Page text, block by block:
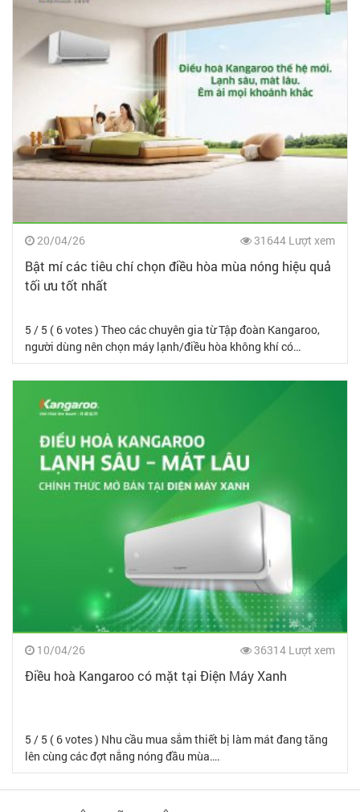
20/04/26 31644 Lượt xem
Bật mí các tiêu chí chọn điều hòa mùa nóng hiệu quả
tối ưu tốt nhất
5 / 5 ( 6 votes ) Theo các chuyên gia từ Tập đoàn Kangaroo,
người dùng nên chọn máy lạnh/điều hòa không khí có…
10/04/26 36314 Lượt xem
Điều hoà Kangaroo có mặt tại Điện Máy Xanh
5 / 5 ( 6 votes ) Nhu cầu mua sắm thiết bị làm mát đang tăng
lên cùng các đợt nắng nóng đầu mùa….